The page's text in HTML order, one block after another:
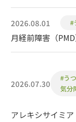
2026.08.01 #
月経前障害（
2026.07.30
#う
気分
アレキシサイミ